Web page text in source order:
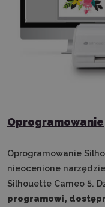
Oprogramowanie
Oprogramowanie
nieocenione
Silhouette Cameo 5.
programowi,